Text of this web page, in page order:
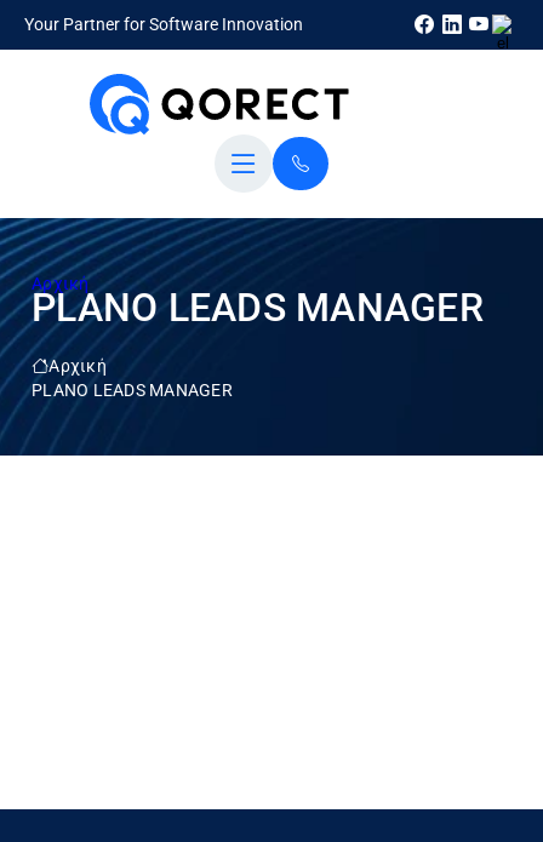
Your Partner for Software Innovation
Αρχική
PLANO LEADS MANAGER
Αρχική
PLANO LEADS MANAGER